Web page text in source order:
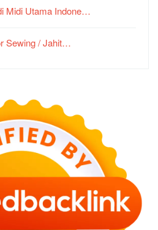
Midi Utama Indone…
Sewing / Jahit…